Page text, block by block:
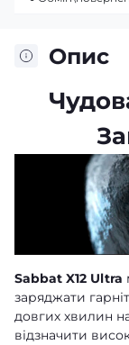
Опис
Sabbat X12 Ultra
заряджати
довгих хвилин
відзначити